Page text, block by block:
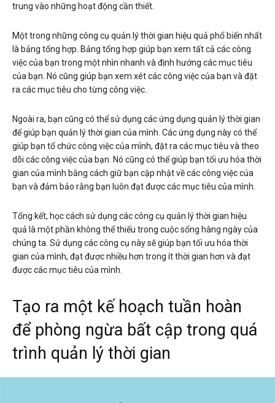
trung vào những hoạt động cần thiết.
Một trong những công cụ quản lý thời gian hiệu quả phổ biến nhất
là bảng tổng hợp. Bảng tổng hợp giúp bạn xem tất cả các công
việc của bạn trong một nhìn nhanh và định hướng các mục tiêu
của bạn. Nó cũng giúp bạn xem xét các công việc của bạn và đặt
ra các mục tiêu cho từng công việc.
Ngoài ra, bạn cũng có thể sử dụng các ứng dụng quản lý thời gian
để giúp bạn quản lý thời gian của mình. Các ứng dụng này có thể
giúp bạn tổ chức công việc của mình, đặt ra các mục tiêu và theo
dõi các công việc của bạn. Nó cũng có thể giúp bạn tối ưu hóa thời
gian của mình bằng cách giữ bạn cập nhật về các công việc của
bạn và đảm bảo rằng bạn luôn đạt được các mục tiêu của mình.
Tổng kết, học cách sử dụng các công cụ quản lý thời gian hiệu
quả là một phần không thể thiếu trong cuộc sống hàng ngày của
chúng ta. Sử dụng các công cụ này sẽ giúp bạn tối ưu hóa thời
gian của mình, đạt được nhiều hơn trong ít thời gian hơn và đạt
được các mục tiêu của mình.
Tạo ra một kế hoạch tuần hoàn
để phòng ngừa bất cập trong quá
trình quản lý thời gian